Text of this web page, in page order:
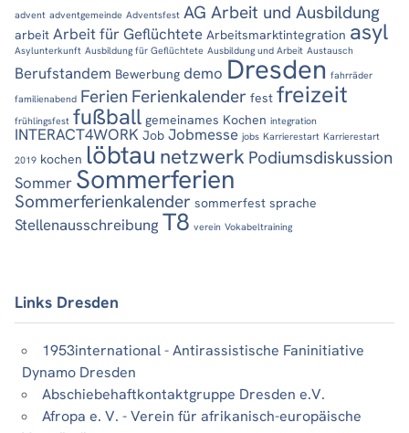
advent adventgemeinde Adventsfest AG Arbeit und Ausbildung
arbeit Arbeit für Geflüchtete Arbeitsmarktintegration asyl
Asylunterkunft Ausbildung für Geflüchtete Ausbildung und Arbeit Austausch
Berufstandem Bewerbung demo Dresden fahrräder
familienabend Ferien Ferienkalender fest freizeit
frühlingsfest fußball gemeinames Kochen integration
INTERACT4WORK Job Jobmesse jobs Karrierestart Karrierestart
2019 kochen löbtau netzwerk Podiumsdiskussion
Sommer Sommerferien
Sommerferienkalender sommerfest sprache
Stellenausschreibung T8 verein Vokabeltraining
Links Dresden
1953international - Antirassistische Faninitiative
Dynamo Dresden
Abschiebehaftkontaktgruppe Dresden e.V.
Afropa e. V. - Verein für afrikanisch-europäische